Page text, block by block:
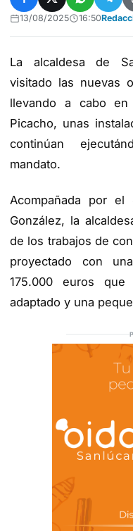
13/08/2025 16:50
La alcaldesa de
visitado las nuevas
llevando a cabo
Picacho, unas
continúan
mandato.
Acompañada por el
González, la
de los trabajos de
proyectado con
175.000 euros
adaptado y una